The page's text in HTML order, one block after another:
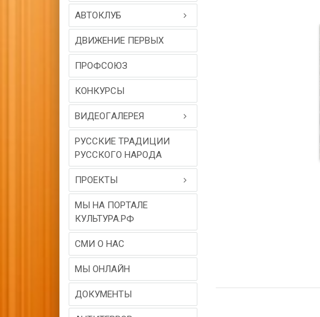
АВТОКЛУБ
ДВИЖЕНИЕ ПЕРВЫХ
ПРОФСОЮЗ
КОНКУРСЫ
ВИДЕОГAЛЕРЕЯ
РУССКИЕ ТРАДИЦИИ
РУССКОГО НАРОДА
ПРОЕКТЫ
МЫ НА ПОРТАЛЕ
КУЛЬТУРА.РФ
СМИ О НАС
МЫ ОНЛАЙН
ДОКУМЕНТЫ